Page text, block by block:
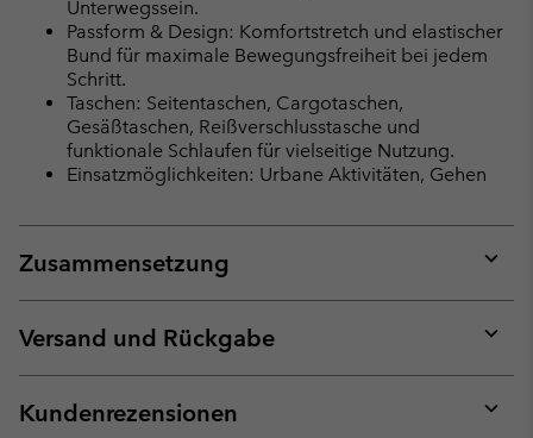
Unterwegssein.
Passform & Design: Komfortstretch und elastischer
Bund für maximale Bewegungsfreiheit bei jedem
Schritt.
Taschen: Seitentaschen, Cargotaschen,
Gesäßtaschen, Reißverschlusstasche und
funktionale Schlaufen für vielseitige Nutzung.
Einsatzmöglichkeiten: Urbane Aktivitäten, Gehen
Zusammensetzung
or
Versand und Rückgabe
or
Kundenrezensionen